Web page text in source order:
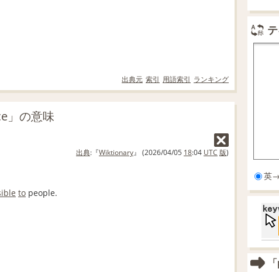
出典元 索引 用語索引 ランキング
」の意味
出典:『Wiktionary 』 (2026/04/05 18:04 UTC 版)
to people.
英